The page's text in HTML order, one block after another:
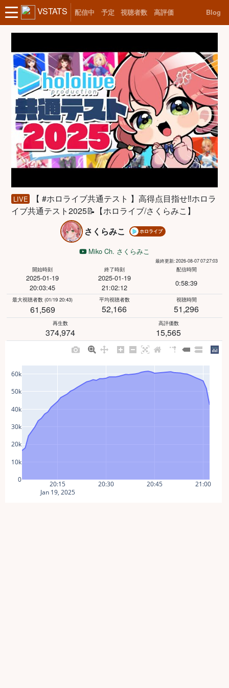
VSTATS 配信中 予定 視聴者数 高評価 Blog
LIVE
【 #ホロライブ共通テスト 】高得点目指せ‼ホロラ
イブ共通テスト2025📝【ホロライブ/さくらみこ】
さくらみこ
ホロライブ
Miko Ch. さくらみこ
最終更新: 2026-08-07 07:27:03
開始時刻
2025-01-19
20:03:45
終了時刻
2025-01-19
21:02:12
配信時間
0:58:39
最大視聴者数 (01/19 20:43)
61,569
平均視聴者数
52,166
視聴時間
51,296
再生数
374,974
高評価数
15,565
20:15
Jan 19, 2025
20:30 20:45 21:00
0
10k
20k
30k
40k
50k
60k